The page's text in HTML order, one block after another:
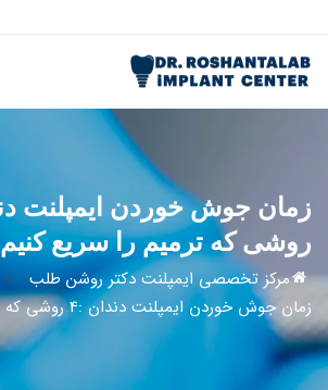
روشی که ترمیم را سریع کنیم
مرکز تخصصی ایمپلنت دکتر روشن طلب >
زمان جوش خوردن ایمپلنت دندان :4 روشی که ترمیم را سریع کنیم